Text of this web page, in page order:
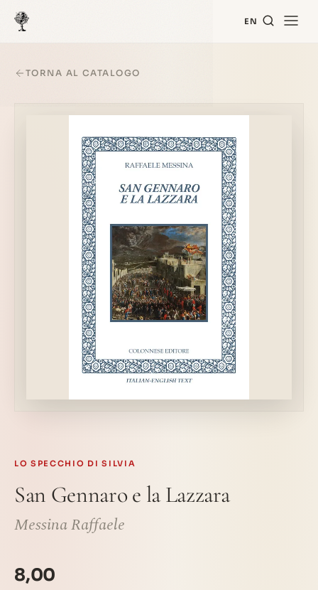
EN
TORNA AL CATALOGO
LO SPECCHIO DI SILVIA
San Gennaro e la Lazzara
Messina Raffaele
8,00